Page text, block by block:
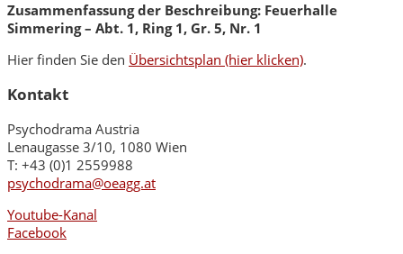
Zusammenfassung der Beschreibung: Feuerhalle
Simmering – Abt. 1, Ring 1, Gr. 5, Nr. 1
Hier finden Sie den Übersichtsplan (hier klicken).
Kontakt
Psychodrama Austria
Lenaugasse 3/10, 1080 Wien
T: +43 (0)1 2559988
psychodrama@oeagg.at
Youtube-Kanal
Facebook